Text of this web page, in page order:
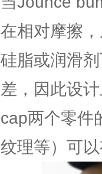
在相对摩擦
硅脂或润滑
差，因此设
cap两个零件
纹理等）可